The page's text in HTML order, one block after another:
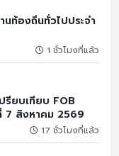
นท้องถิ่นทั่วไปประจำ
1 ชั่วโมงที่แล้ว
ยบเทียบ FOB
7 สิงหาคม 2569
17 ชั่วโมงที่แล้ว